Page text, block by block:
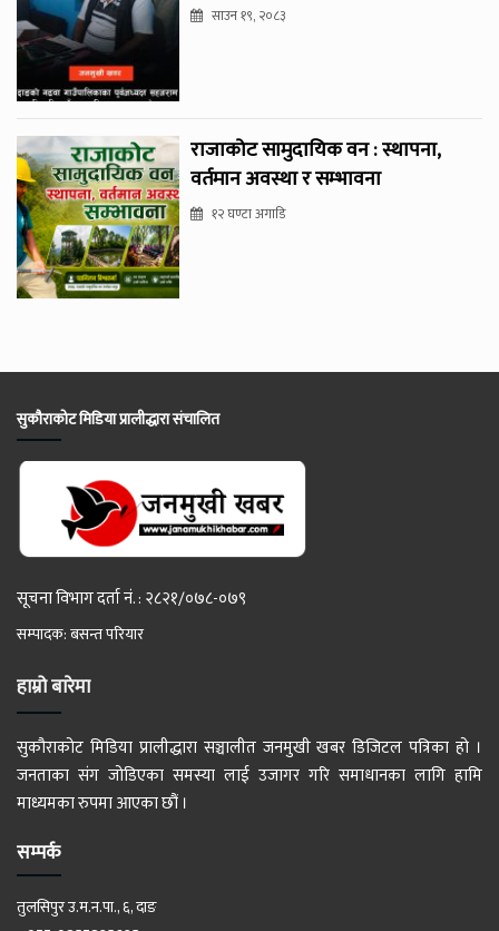
साउन १९, २०८३
राजाकोट सामुदायिक वन : स्थापना,
वर्तमान अवस्था र सम्भावना
१२ घण्टा अगाडि
सुकौराकोट मिडिया प्रालीद्धारा संचालित
सूचना विभाग दर्ता नं. : २८२१/०७८-०७९
सम्पादक: बसन्त परियार
हाम्रो बारेमा
सुकौराकोट मिडिया प्रालीद्धारा सञ्चालीत जनमुखी खबर डिजिटल पत्रिका हो ।
जनताका संग जोडिएका समस्या लाई उजागर गरि समाधानका लागि हामि
माध्यमका रुपमा आएका छौं ।
सम्पर्क
तुलसिपुर उ.म.न.पा., ६, दाङ